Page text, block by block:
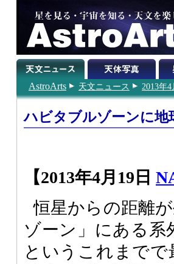
AstroArts 天文ニュース 2013年4
ハビタブルゾーンに地
【2013年4月19日
恒星からの距離
ゾーン」にある系
というこれまで